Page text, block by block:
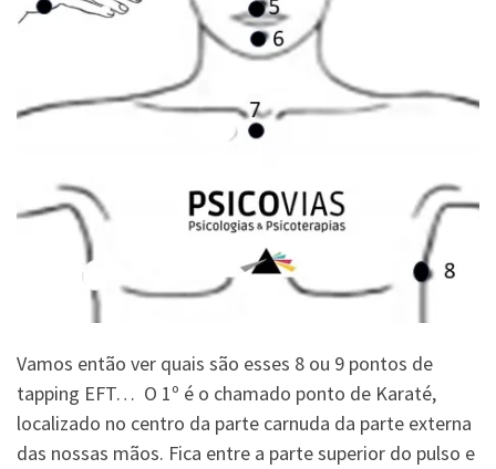
Vamos então ver quais são esses 8 ou 9 pontos de
tapping EFT… O 1º é o chamado ponto de Karaté,
localizado no centro da parte carnuda da parte externa
das nossas mãos. Fica entre a parte superior do pulso e